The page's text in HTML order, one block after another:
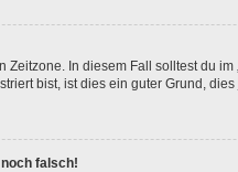
In diesem Fall solltest du
bist, ist dies ein guter Grund, dies
falsch!